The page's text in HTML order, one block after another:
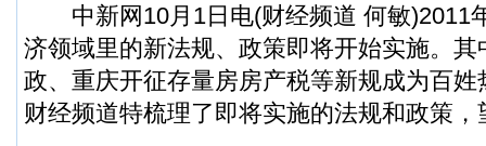
中新网10月1日电(财经频道 何敏)2011
济领域里的新法规、政策即将开始实施。
政、重庆开征存量房房产税等新规成为百
财经频道特梳理了即将实施的法规和政策